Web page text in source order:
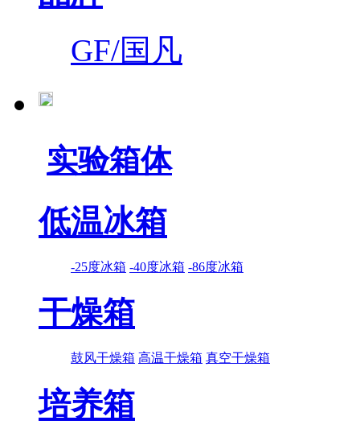
GF/国凡
实验箱体
低温冰箱
-25度冰箱 -40度冰箱 -86度冰箱
干燥箱
鼓风干燥箱 高温干燥箱 真空干燥箱
培养箱